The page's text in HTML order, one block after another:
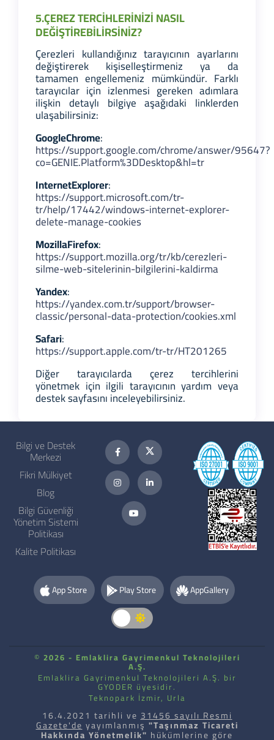
5.ÇEREZ TERCİHLERİNİZİ NASIL
DEĞİŞTİREBİLİRSİNİZ?
Çerezleri kullandığınız tarayıcının ayarlarını
değiştirerek kişiselleştirmeniz ya da
tamamen engellemeniz mümkündür. Farklı
tarayıcılar için izlenmesi gereken adımlara
ilişkin detaylı bilgiye aşağıdaki linklerden
ulaşabilirsiniz:
GoogleChrome:
https://support.google.com/chrome/answer/95647?
co=GENIE.Platform%3DDesktop&hl=tr
InternetExplorer:
https://support.microsoft.com/tr-
tr/help/17442/windows-internet-explorer-
delete-manage-cookies
MozillaFirefox:
https://support.mozilla.org/tr/kb/cerezleri-
silme-web-sitelerinin-bilgilerini-kaldirma
Yandex:
https://yandex.com.tr/support/browser-
classic/personal-data-protection/cookies.xml
Safari:
https://support.apple.com/tr-tr/HT201265
Diğer tarayıcılarda çerez tercihlerini
yönetmek için ilgili tarayıcının yardım veya
destek sayfasını inceleyebilirsiniz.
Bilgi ve Destek
Merkezi
Fikri Mülkiyet
Blog
Bilgi Güvenliği
Yönetim Sistemi
Politikası
Kalite Politikası
App Store Play Store AppGallery
© 2026 - Emlaklira Gayrimenkul Teknolojileri
A.Ş.
Emlaklira Gayrimenkul Teknolojileri A.Ş. bir
GYODER üyesidir.
Teknopark İzmir, Urla
16.4.2021 tarihli ve31456 sayılı Resmi
Gazete'deyayımlanmış"Taşınmaz Ticareti
Hakkında Yönetmelik" hükümlerine göre